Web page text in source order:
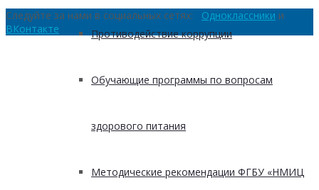
Противодействие коррупции
Обучающие программы по вопросам
здорового питания
Методические рекомендации ФГБУ «НМИЦ
Следуйте за нами в социальных сетях: Одноклассники и
ВКонтакте